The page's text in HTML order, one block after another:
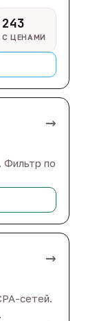
243
С ЦЕНАМИ
→
Фильтр по
→
сетей.